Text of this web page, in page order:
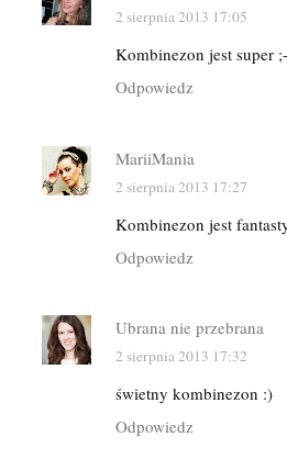
2 sierpnia 2013 17:05
Kombinezon jest super
Odpowiedz
MariiMania
2 sierpnia 2013 17:27
Kombinezon jest
Odpowiedz
Ubrana nie przebrana
2 sierpnia 2013 17:32
świetny kombinezon :)
Odpowiedz